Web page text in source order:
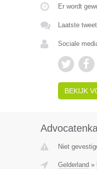
Er wordt
Laatste
Sociale
BEKIJK
Niet
Gelderland »